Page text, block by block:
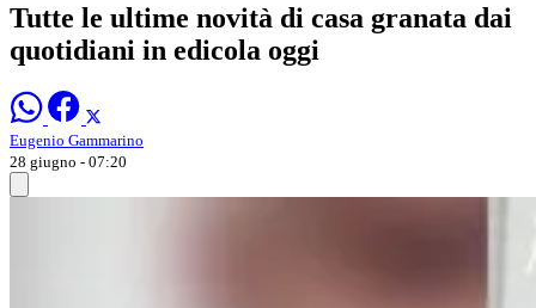
Tutte le ultime novità di casa granata dai
quotidiani in edicola oggi
Eugenio Gammarino
28 giugno - 07:20